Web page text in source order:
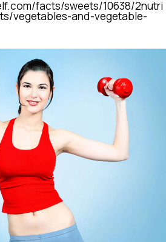
facts/sweets/10638/2nutri
vegetables-and-vegetable-